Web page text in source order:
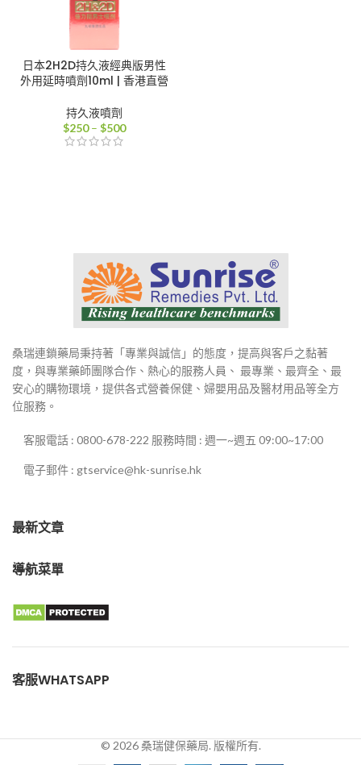
日本2H2D持久液經典版男性
外用延時噴劑10ml | 香港直營
持久液噴劑
$250 – $500價
桑瑞連鎖藥局秉持著「專業與誠信」的態度，提高與客戶之黏著
度，與專業藥師團隊合作、熱心的服務人員、 最專業、最齊全、最
安心的購物環境，提供各式營養保健、婦嬰用品及醫材用品等全方
位服務。
客服電話 : 0800-678-222 服務時間 : 週一~週五 09:00~17:00
電子郵件 : gtservice@hk-sunrise.hk
最新文章
導航菜單
客服WHATSAPP
© 2026 桑瑞健保藥局. 版權所有.